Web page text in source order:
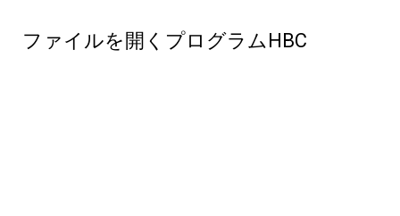
ファイルを開くプログラムHBC